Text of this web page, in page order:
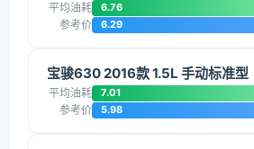
平均油耗 6.76
参考价 6.29
宝骏630 2016款 1.5L 手动标准型
平均油耗 7.01
参考价 5.98